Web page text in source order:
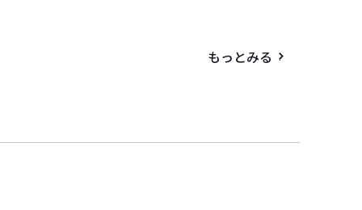
もっとみる